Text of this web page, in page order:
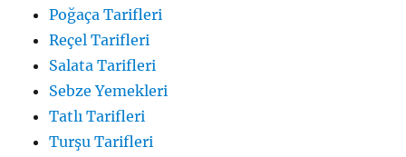
Poğaça Tarifleri
Reçel Tarifleri
Salata Tarifleri
Sebze Yemekleri
Tatlı Tarifleri
Turşu Tarifleri